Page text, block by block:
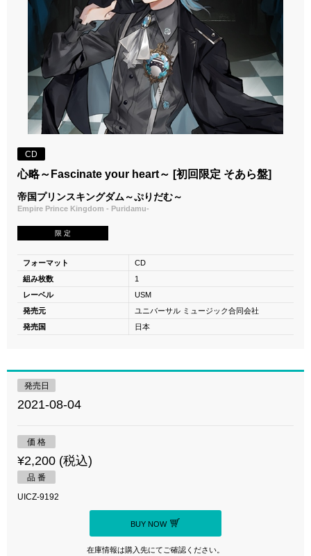
CD
心略～Fascinate your heart～ [初回限定 そあら盤]
帝国プリンスキングダム～ぷりだむ～
Empire Prince Kingdom - Puridamu-
限 定
フォーマット
CD
組み枚数
1
レーベル
USM
発売元
ユニバーサル ミュージック合同会社
発売国
日本
発売日
2021-08-04
価 格
¥2,200 (税込)
品 番
UICZ-9192
BUY NOW
在庫情報は購入先にてご確認ください。